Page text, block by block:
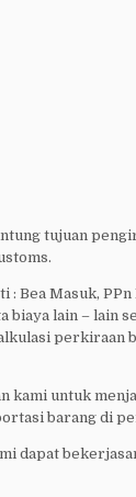
tujuan
Bea Masuk,
biaya lain – lain
perkiraan
kami untuk
barang di
dapat